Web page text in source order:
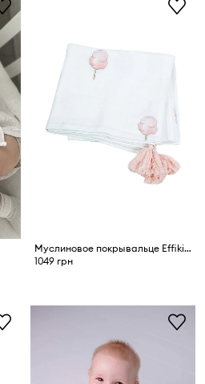
Муслиновое покрывальце Effiki Wata Cukrowa
1049 грн